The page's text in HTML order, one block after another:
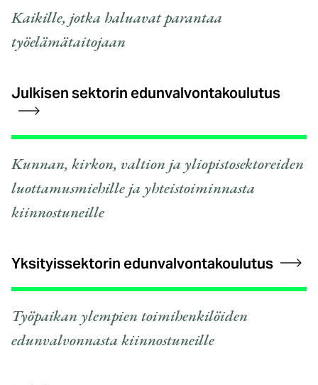
Kaikille, jotka haluavat parantaa
työelämätaitojaan
Julkisen sektorin edunvalvontakoulutus
Kunnan, kirkon, valtion ja yliopistosektoreiden
luottamusmiehille ja yhteistoiminnasta
kiinnostuneille
Yksityissektorin edunvalvontakoulutus
Työpaikan ylempien toimihenkilöiden
edunvalvonnasta kiinnostuneille